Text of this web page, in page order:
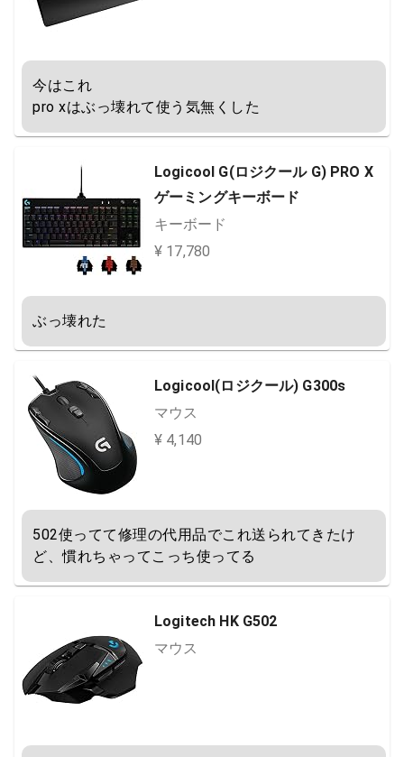
今はこれ
pro xはぶっ壊れて使う気無くした
Logicool G(ロジクール G) PRO X
ゲーミングキーボード
キーボード
¥ 17,780
ぶっ壊れた
Logicool(ロジクール) G300s
マウス
¥ 4,140
502使ってて修理の代用品でこれ送られてきたけ
ど、慣れちゃってこっち使ってる
Logitech HK G502
マウス